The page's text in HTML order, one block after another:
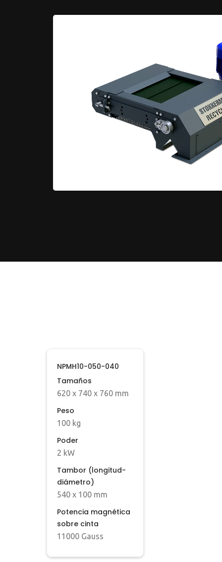
NPMH10-050-040
Tamaños
620 x 740 x 760 mm
Peso
100 kg
Poder
2 kW
Tambor (longitud-
diámetro)
540 x 100 mm
Potencia magnética
sobre cinta
11000 Gauss